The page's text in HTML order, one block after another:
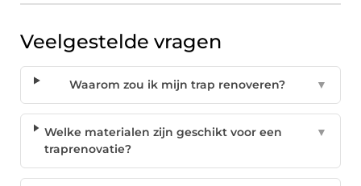
Veelgestelde vragen
Waarom zou ik mijn trap renoveren? ▼
Welke materialen zijn geschikt voor een
traprenovatie?
▼